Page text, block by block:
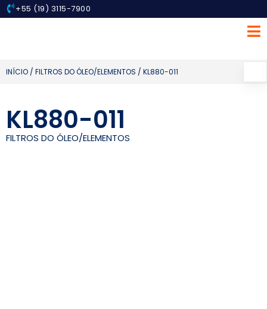
+55 (19) 3115-7900
INÍCIO / FILTROS DO ÓLEO/ELEMENTOS / KL880-011
KL880-011
FILTROS DO ÓLEO/ELEMENTOS